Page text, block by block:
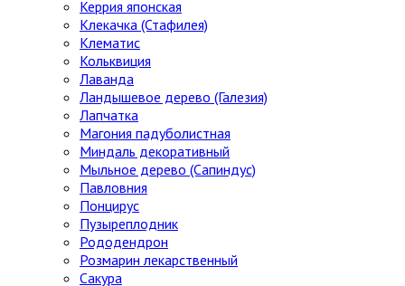
Керрия японская
Клекачка (Стафилея)
Клематис
Кольквиция
Лаванда
Ландышевое дерево (Галезия)
Лапчатка
Магония падуболистная
Миндаль декоративный
Мыльное дерево (Сапиндус)
Павловния
Понцирус
Пузыреплодник
Рододендрон
Розмарин лекарственный
Сакура